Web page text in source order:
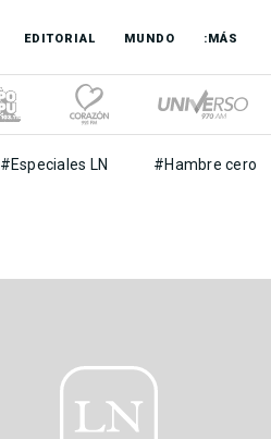
EDITORIAL MUNDO :MÁS
#Especiales LN #Hambre cero